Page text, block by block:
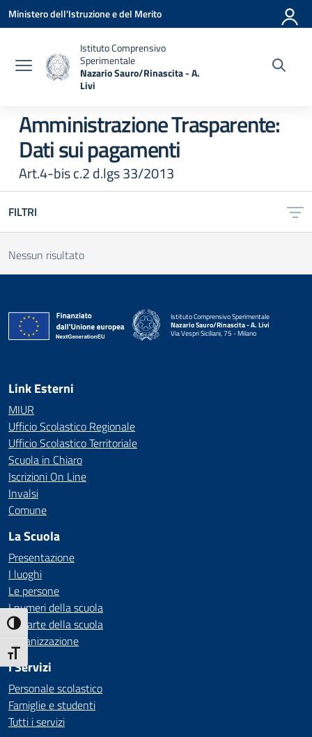
Attiva/disattiva alto contrasto
Attiva/disattiva dimensione testo
Vai ai contenuti
Vai al menu di navigazione
Vai al footer
Ministero dell'Istruzione e del Merito
Istituto Comprensivo
Sperimentale
Nazario Sauro/Rinascita - A.
Livi
Amministrazione Trasparente:
Dati sui pagamenti
Art.4-bis c.2 d.lgs 33/2013
FILTRI
Nessun risultato
Istituto Comprensivo Sperimentale
Nazario Sauro/Rinascita - A. Livi
Via Vespri Siciliani, 75 - Milano
— Visita la pagina iniziale della scuola
Link Esterni
MIUR
Ufficio Scolastico Regionale
Ufficio Scolastico Territoriale
Scuola in Chiaro
Iscrizioni On Line
Invalsi
Comune
La Scuola
Presentazione
I luoghi
Le persone
I numeri della scuola
Le carte della scuola
Organizzazione
I Servizi
Personale scolastico
Famiglie e studenti
Tutti i servizi